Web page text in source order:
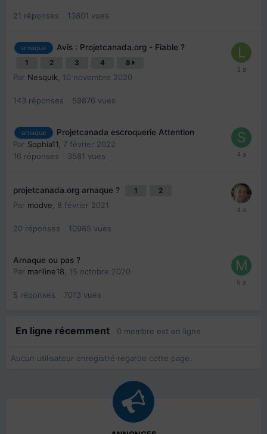
21 réponses 13801 vues
arnaque Avis : Projetcanada.org - Fiable ?
1 2 3 4 8
Par Nesquik 10 novembre 2020
143 réponses 59876 vues
arnaque
Projetcanada escroquerie Attention
Par Sophia11
7 février 2022
16 réponses 3581 vues
projetcanada.org arnaque ? 1 2
Par modve 8 février 2021
20 réponses 10985 vues
Arnaque ou pas ?
Par mariline18 15 octobre 2020
5 réponses 7013 vues
En ligne récemment 0 membre est en ligne
Aucun utilisateur enregistré regarde cette page.